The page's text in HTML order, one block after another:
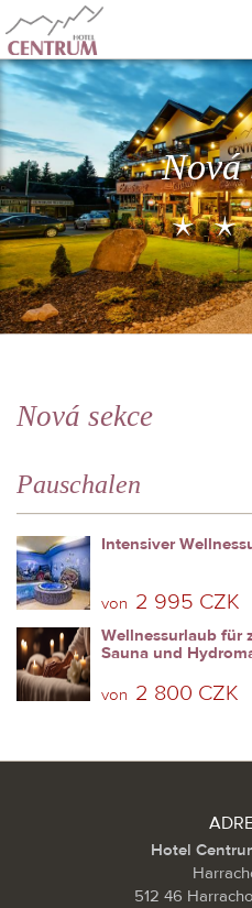
Nová
Nová sekce
Pauschalen
Intensiver
von 2 995 CZK
Wellnessurlaub für
Sauna und
von 2 800 CZK
Hotel
512 46